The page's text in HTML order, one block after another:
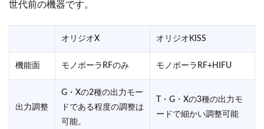
世代前の機器です。
オリジオX オリジオKISS
機能面 モノポーラRFのみ モノポーラRF+HIFU
出力調整
G・Xの2種の出力モー
ドである程度の調整は
可能。
T・G・Xの3種の出力モ
ードで細かい調整可能